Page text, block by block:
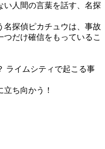
い人間の言葉を話す、名探
名探偵ピカチュウは、事故
だけ確信をもっているこ
ライムシティで起こる事
ち向かう！